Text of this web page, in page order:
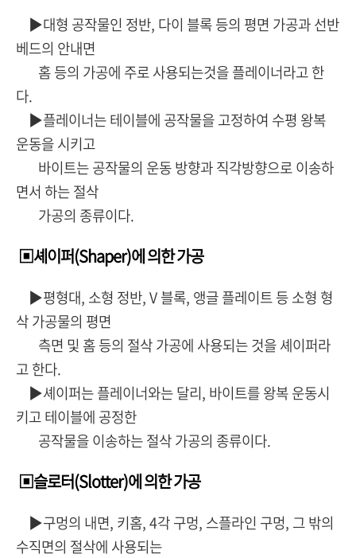
▶대형 공작물인 정반, 다이 블록 등의 평면 가공과 선반
베드의 안내면
홈 등의 가공에 주로 사용되는것을 플레이너라고 한
다.
▶플레이너는 테이블에 공작물을 고정하여 수평 왕복
운동을 시키고
바이트는 공작물의 운동 방향과 직각방향으로 이송하
면서 하는 절삭
가공의 종류이다.
▣셰이퍼(Shaper)에 의한 가공
▶평형대, 소형 정반, V 블록, 앵글 플레이트 등 소형 형
삭 가공물의 평면
측면 및 홈 등의 절삭 가공에 사용되는 것을 셰이퍼라
고 한다.
▶셰이퍼는 플레이너와는 달리, 바이트를 왕복 운동시
키고 테이블에 공정한
공작물을 이송하는 절삭 가공의 종류이다.
▣슬로터(Slotter)에 의한 가공
▶구멍의 내면, 키홈, 4각 구멍, 스플라인 구멍, 그 밖의
수직면의 절삭에 사용되는